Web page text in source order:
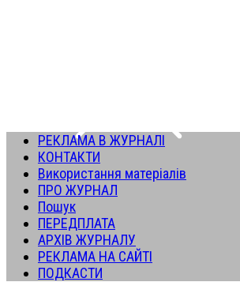
РЕКЛАМА В ЖУРНАЛІ
КОНТАКТИ
Використання матеріалів
ПРО ЖУРНАЛ
Пошук
ПЕРЕДПЛАТА
АРХІВ ЖУРНАЛУ
РЕКЛАМА НА САЙТІ
ПОДКАСТИ